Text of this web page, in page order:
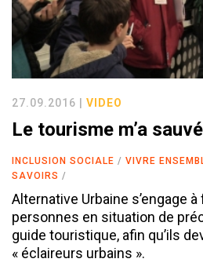
27.09.2016 | VIDEO
Le tourisme m’a sauvé
INCLUSION SOCIALE VIVRE
SAVOIRS
Alternative Urbaine s’engage
personnes en situation de
guide touristique, afin qu’ils
« éclaireurs urbains ».